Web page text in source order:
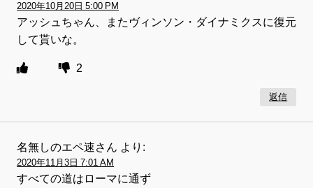
2020年10月20日 5:00 PM
アッシュちゃん、またヴィンソン・ダイナミクスに復元
して貰いな。
2
返信
名無しのエペ速さん より:
2020年11月3日 7:01 AM
すべての道はローマに通ず